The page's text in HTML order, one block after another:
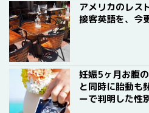
アメリカのレス
接客英語を、今
妊娠5ヶ月お腹
と同時に胎動も
ーで判明した性